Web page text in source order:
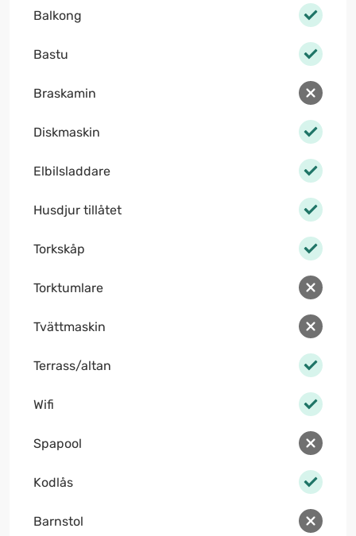
Balkong
Bastu
Braskamin
Diskmaskin
Elbilsladdare
Husdjur tillåtet
Torkskåp
Torktumlare
Tvättmaskin
Terrass/altan
Wifi
Spapool
Kodlås
Barnstol